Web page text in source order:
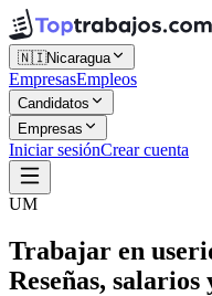
🇳🇮Nicaragua
EmpresasEmpleos
Candidatos
Empresas
Iniciar sesiónCrear cuenta
UM
Trabajar en
Reseñas,